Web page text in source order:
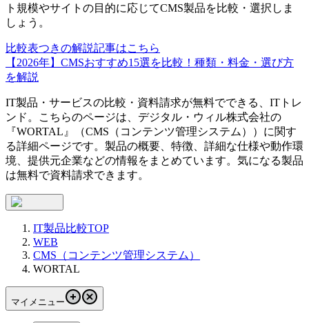
ト規模やサイトの目的に応じてCMS製品を比較・選択しま
しょう。
比較表つきの解説記事はこちら
【2026年】CMSおすすめ15選を比較！種類・料金・選び方
を解説
IT製品・サービスの比較・資料請求が無料でできる、ITトレ
ンド。こちらのページは、 デジタル・ウィル株式会社の
『WORTAL 』（CMS（コンテンツ管理システム）
）に関す
る詳細ページです。製品の概要、特徴、詳細な仕様や動作環
境、提供元企業などの情報をまとめています。気になる製品
は無料で資料請求できます。
IT製品比較TOP
WEB
CMS（コンテンツ管理システム）
WORTAL
マイメニュー